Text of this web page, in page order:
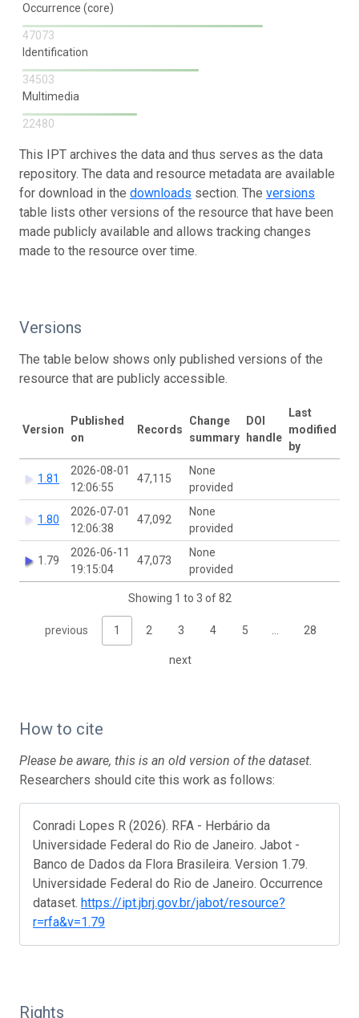
Occurrence (core)
47073
Identification
34503
Multimedia
22480
This IPT archives the data and thus serves as the data
repository. The data and resource metadata are available
for download in the downloads section. The versions
table lists other versions of the resource that have been
made publicly available and allows tracking changes
made to the resource over time.
Versions
The table below shows only published versions of the
resource that are publicly accessible.
Version
Published
on
Records
Change
summary
DOI
handle
Last
modified
by
1.81
2026-08-01
12:06:55
47,115
None
provided
1.80
2026-07-01
12:06:38
47,092
None
provided
1.79
2026-06-11
19:15:04
47,073
None
provided
Showing 1 to 3 of 82
previous 1 2 3 4 5 28
next
How to cite
Please be aware, this is an old version of the dataset.
Researchers should cite this work as follows:
Conradi Lopes R (2026). RFA - Herbário da
Universidade Federal do Rio de Janeiro. Jabot -
Banco de Dados da Flora Brasileira. Version 1.79.
Universidade Federal do Rio de Janeiro. Occurrence
dataset. https://ipt.jbrj.gov.br/jabot/resource?
r=rfa&v=1.79
Rights